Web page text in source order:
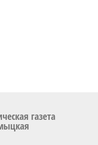
газета